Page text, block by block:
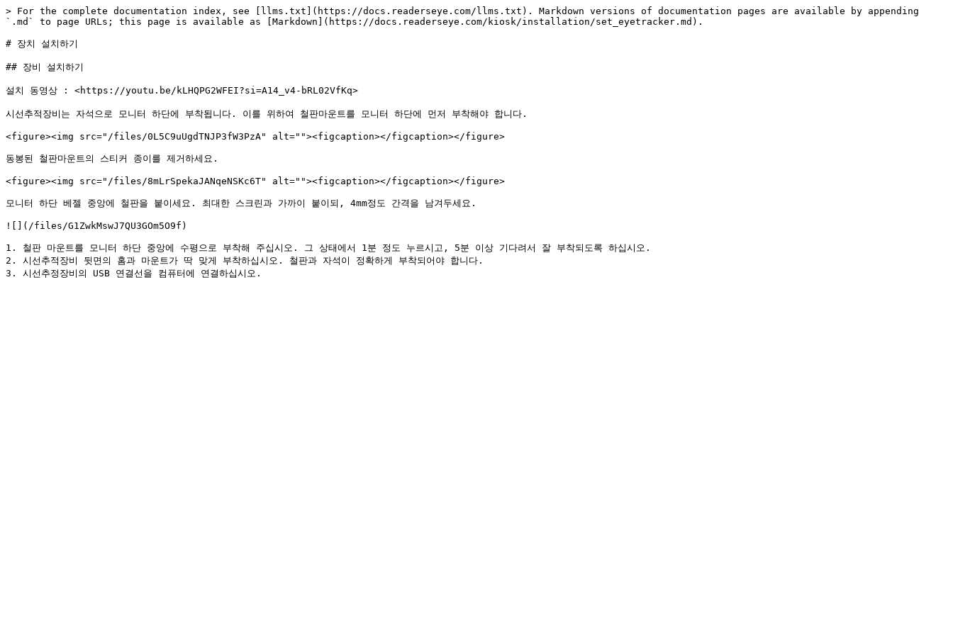
> For the complete documentation index, see [llms.txt](https://docs.readerseye.com/llms.txt). Markdown versions of documentation pages are available by appending
`.md` to page URLs; this page is available as [Markdown](https://docs.readerseye.com/kiosk/installation/set_eyetracker.md).
# 장치 설치하기
## 장비 설치하기
설치 동영상 : <https://youtu.be/kLHQPG2WFEI?si=A14_v4-bRL02VfKq>
시선추적장비는 자석으로 모니터 하단에 부착됩니다. 이를 위하여 철판마운트를 모니터 하단에 먼저 부착해야 합니다.
<figure><img src="/files/0L5C9uUgdTNJP3fW3PzA" alt=""><figcaption></figcaption></figure>
동봉된 철판마운트의 스티커 종이를 제거하세요.
<figure><img src="/files/8mLrSpekaJANqeNSKc6T" alt=""><figcaption></figcaption></figure>
모니터 하단 베젤 중앙에 철판을 붙이세요. 최대한 스크린과 가까이 붙이되, 4mm정도 간격을 남겨두세요.
![](/files/G1ZwkMswJ7QU3GOm5O9f)
1. 철판 마운트를 모니터 하단 중앙에 수평으로 부착해 주십시오. 그 상태에서 1분 정도 누르시고, 5분 이상 기다려서 잘 부착되도록 하십시오.
2. 시선추적장비 뒷면의 홈과 마운트가 딱 맞게 부착하십시오. 철판과 자석이 정확하게 부착되어야 합니다.